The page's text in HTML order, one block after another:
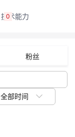
0
粉丝
全部时间